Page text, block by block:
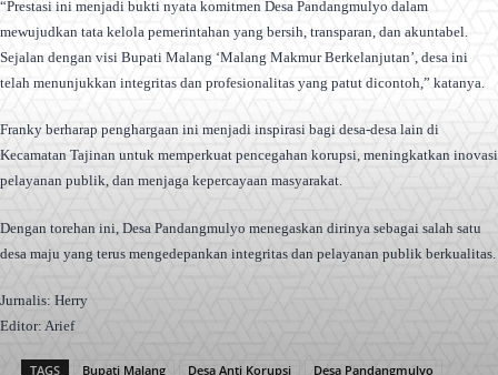
“Prestasi ini menjadi bukti nyata komitmen Desa Pandangmulyo dalam
mewujudkan tata kelola pemerintahan yang bersih, transparan, dan akuntabel.
Sejalan dengan visi Bupati Malang ‘Malang Makmur Berkelanjutan’, desa ini
telah menunjukkan integritas dan profesionalitas yang patut dicontoh,” katanya.
Franky berharap penghargaan ini menjadi inspirasi bagi desa-desa lain di
Kecamatan Tajinan untuk memperkuat pencegahan korupsi, meningkatkan inovasi
pelayanan publik, dan menjaga kepercayaan masyarakat.
Dengan torehan ini, Desa Pandangmulyo menegaskan dirinya sebagai salah satu
desa maju yang terus mengedepankan integritas dan pelayanan publik berkualitas.
Jurnalis: Herry
Editor: Arief
TAGS Bupati Malang Desa Anti Korupsi
Desa Pandangmulyo